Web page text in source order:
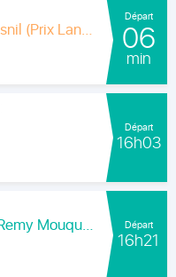
Prix du Garage l'Atelier Rouxmesnil (Prix Lands End)
Départ
06
min
Départ
16h03
Prix A+ Glass Rouxmesnil (Prix Remy Mouquet) Départ
16h21